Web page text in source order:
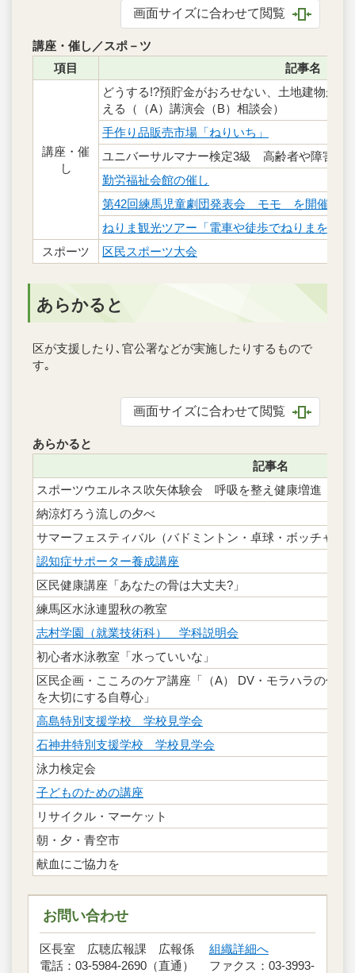
画面サイズに合わせて閲覧
講座・催し／スポ－ツ
項目
記事名
講座・催
し
どうする!?預貯金がおろせない、土地建物が
える（（A）講演会（B）相談会）
手作り品販売市場「ねりいち」
ユニバーサルマナー検定3級 高齢者や障害者
勤労福祉会館の催し
第42回練馬児童劇団発表会 モモ を開催
ねりま観光ツアー「電車や徒歩でねりまを巡
スポーツ
区民スポーツ大会
あらかると
区が支援したり､官公署などが実施したりするもので
す｡
画面サイズに合わせて閲覧
あらかると
記事名
スポーツウエルネス吹矢体験会 呼吸を整え健康増進
納涼灯ろう流しの夕べ
サマーフェスティバル（バドミントン・卓球・ボッチャな
認知症サポーター養成講座
区民健康講座「あなたの骨は大丈夫?」
練馬区水泳連盟秋の教室
志村学園（就業技術科） 学科説明会
初心者水泳教室「水っていいな」
区民企画・こころのケア講座「（A） DV・モラハラの傷
を大切にする自尊心」
高島特別支援学校 学校見学会
石神井特別支援学校 学校見学会
泳力検定会
子どものための講座
リサイクル・マーケット
朝・夕・青空市
献血にご協力を
お問い合わせ
区長室 広聴広報課 広報係 組織詳細へ
電話：03-5984-2690（直通） ファクス：03-3993-